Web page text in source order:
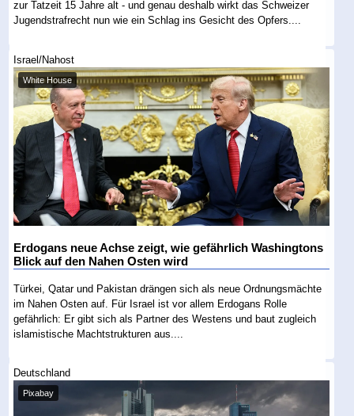
zur Tatzeit 15 Jahre alt - und genau deshalb wirkt das Schweizer
Jugendstrafrecht nun wie ein Schlag ins Gesicht des Opfers....
Israel/Nahost
White House
Erdogans neue Achse zeigt, wie gefährlich Washingtons
Blick auf den Nahen Osten wird
Türkei, Qatar und Pakistan drängen sich als neue Ordnungsmächte
im Nahen Osten auf. Für Israel ist vor allem Erdogans Rolle
gefährlich: Er gibt sich als Partner des Westens und baut zugleich
islamistische Machtstrukturen aus....
Deutschland
Pixabay